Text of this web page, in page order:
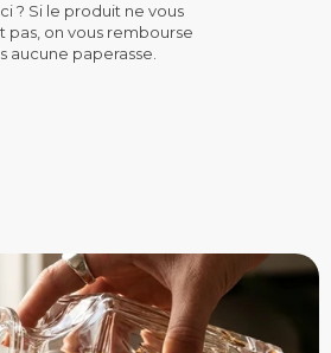
? Si le produit ne vous
pas, on vous rembourse
aucune paperasse.